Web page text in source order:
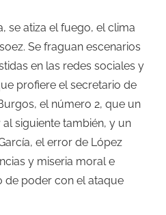
se atiza el fuego, el clima
Se fraguan escenarios
en las redes sociales y
profiere el secretario de
el número 2, que un
siguiente también, y un
el error de López
y miseria moral e
de poder con el ataque